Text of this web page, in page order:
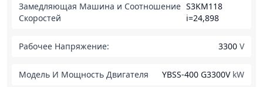
Замедляющая Машина и Соотношение
Скоростей
S3KM118
i=24,898
Рабочее Напряжение: 3300 V
Модель И Мощность Двигателя YBSS-400 G3300V kW